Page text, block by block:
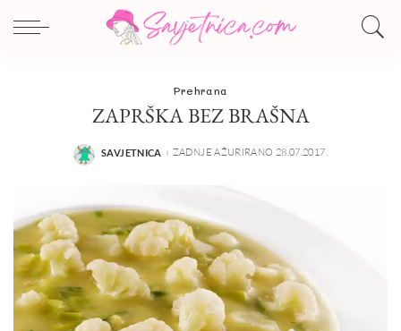
Prehrana
ZAPRŠKA BEZ BRAŠNA
POSTED
SAVJETNICA ZADNJE AŽURIRANO 28.07.2017.